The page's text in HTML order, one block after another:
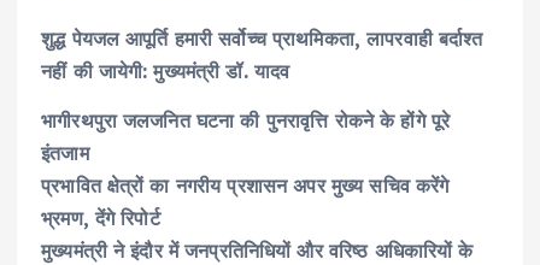
शुद्ध पेयजल आपूर्ति हमारी सर्वोच्च प्राथमिकता, लापरवाही बर्दाश्त
नहीं की जायेगी: मुख्यमंत्री डॉ. यादव
भागीरथपुरा जलजनित घटना की पुनरावृत्ति रोकने के होंगे पूरे
इंतजाम
प्रभावित क्षेत्रों का नगरीय प्रशासन अपर मुख्य सचिव करेंगे
भ्रमण, देंगे रिपोर्ट
मुख्यमंत्री ने इंदौर में जनप्रतिनिधियों और वरिष्ठ अधिकारियों के